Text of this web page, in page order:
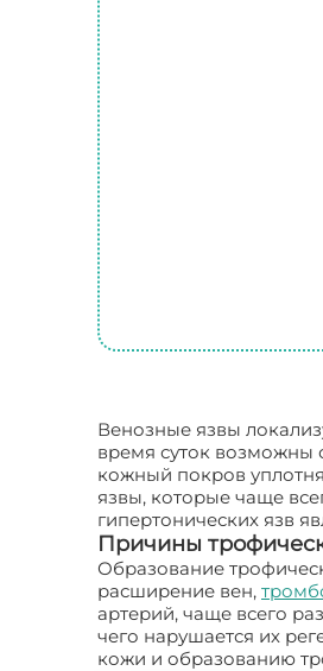
Венозные язвы
время суток возможны
кожный покров
язвы, которые чаще
гипертонических язв
Причины
Образование
расширение вен,
артерий, чаще всего
чего нарушается их
кожи и образованию